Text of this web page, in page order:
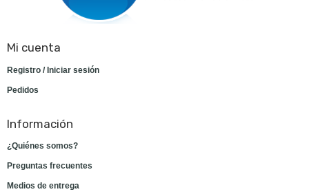
Mi cuenta
Registro / Iniciar sesión
Pedidos
Información
¿Quiénes somos?
Preguntas frecuentes
Medios de entrega